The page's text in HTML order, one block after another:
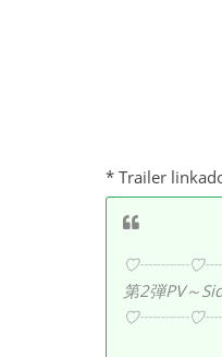
* Trailer
第2弾PV～